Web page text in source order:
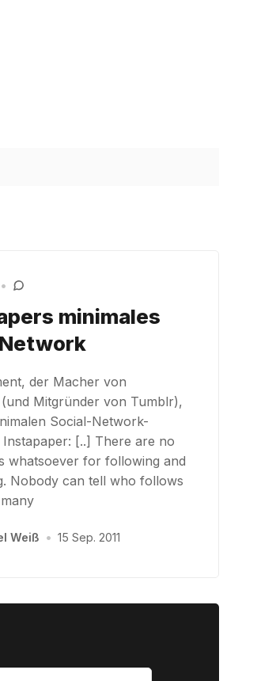
•
minimales
der Macher von
Mitgründer von Tumblr),
Social-Network-
Instapaper: [..] There are no
whatsoever for following and
Nobody can tell who follows
Weiß • 15 Sep. 2011